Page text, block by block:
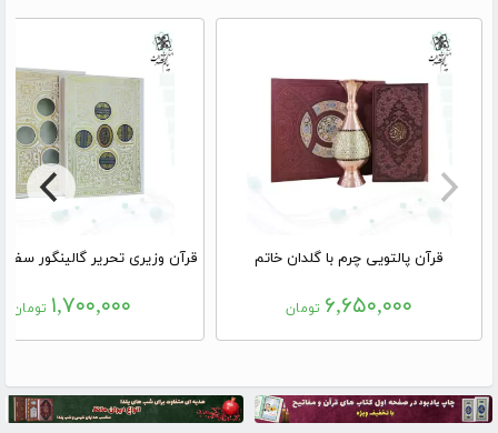
قرآن پالتویی چرم با گلدان خاتم
۶,۶۵۰,۰۰۰ تومان ۱,۷۰۰,۰۰۰ تومان